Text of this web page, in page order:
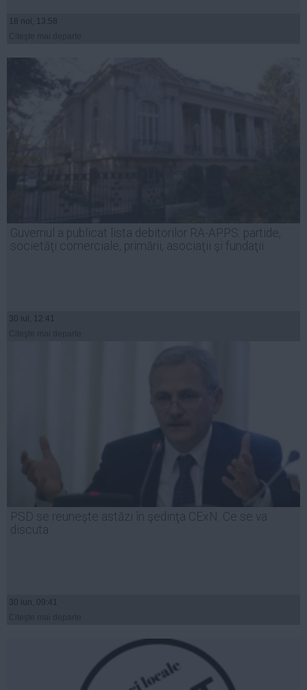
18 noi, 13:58
Guvernul a publicat lista debitorilor RA-APPS: partide,
societăţi comerciale, primării, asociaţii şi fundaţii
30 iul, 12:41
PSD se reuneşte astăzi în şedinţa CExN. Ce se va
discuta
30 iun, 09:41